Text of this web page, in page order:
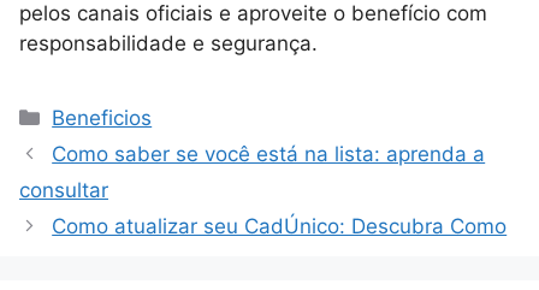
pelos canais oficiais e aproveite o benefício com
responsabilidade e segurança.
Categorias
Beneficios
Como saber se você está na lista: aprenda a
consultar
Como atualizar seu CadÚnico: Descubra Como